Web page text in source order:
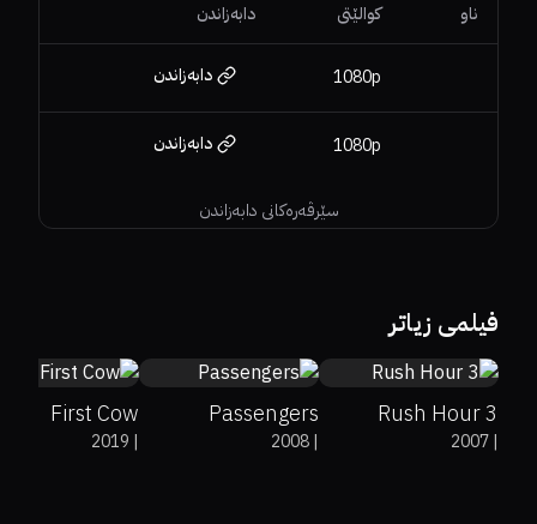
سێرڤەرەکانی دابەزاندن
ناو کوالێتی دابەزاندن
1080p دابەزاندن
1080p دابەزاندن
فیلمی زیاتر
Rush Hour 3
|
2007
Passengers
|
2008
First Cow
|
2019